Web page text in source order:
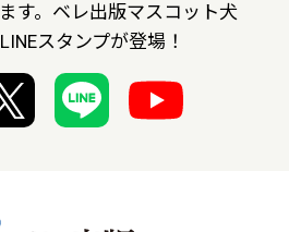
す。ベレ出版マスコット犬
LINEスタンプが登場！